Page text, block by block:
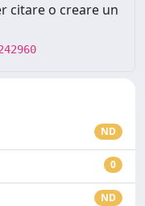
citare o creare un
ND
0
ND